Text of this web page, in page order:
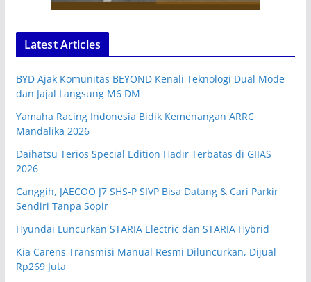
Latest Articles
BYD Ajak Komunitas BEYOND Kenali Teknologi Dual Mode
dan Jajal Langsung M6 DM
Yamaha Racing Indonesia Bidik Kemenangan ARRC
Mandalika 2026
Daihatsu Terios Special Edition Hadir Terbatas di GIIAS
2026
Canggih, JAECOO J7 SHS-P SIVP Bisa Datang & Cari Parkir
Sendiri Tanpa Sopir
Hyundai Luncurkan STARIA Electric dan STARIA Hybrid
Kia Carens Transmisi Manual Resmi Diluncurkan, Dijual
Rp269 Juta